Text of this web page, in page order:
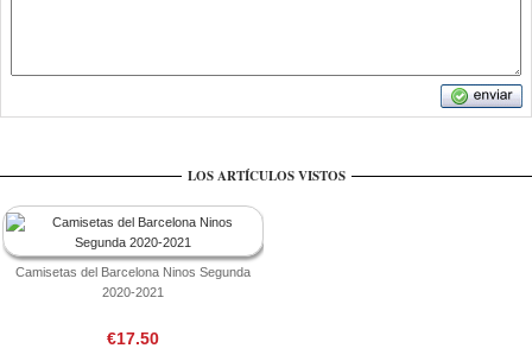
LOS ARTÍCULOS VISTOS
Camisetas del Barcelona Ninos Segunda
2020-2021
€17.50